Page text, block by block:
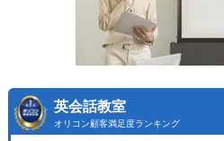
英会話教室
オリコン顧客満足度ランキング